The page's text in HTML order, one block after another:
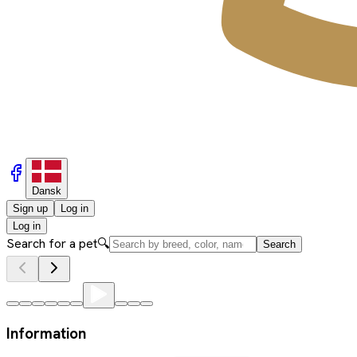
Dansk
Sign up
Log in
Log in
Search for a pet🔍 Search
Information